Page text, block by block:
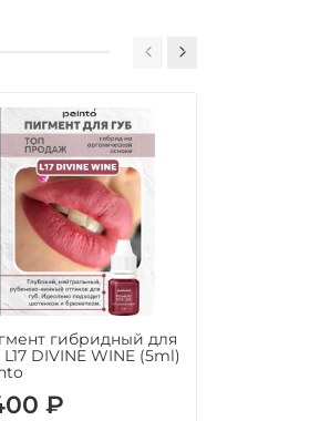
гибридный для
L17 DIVINE WINE (5ml)
₽